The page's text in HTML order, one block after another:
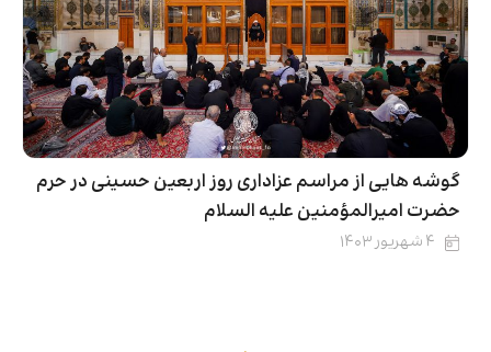
گوشه هایی از مراسم عزاداری روز اربعین حسینی در حرم
حضرت امیرالمؤمنین علیه السلام
۴ شهریور ۱۴۰۳